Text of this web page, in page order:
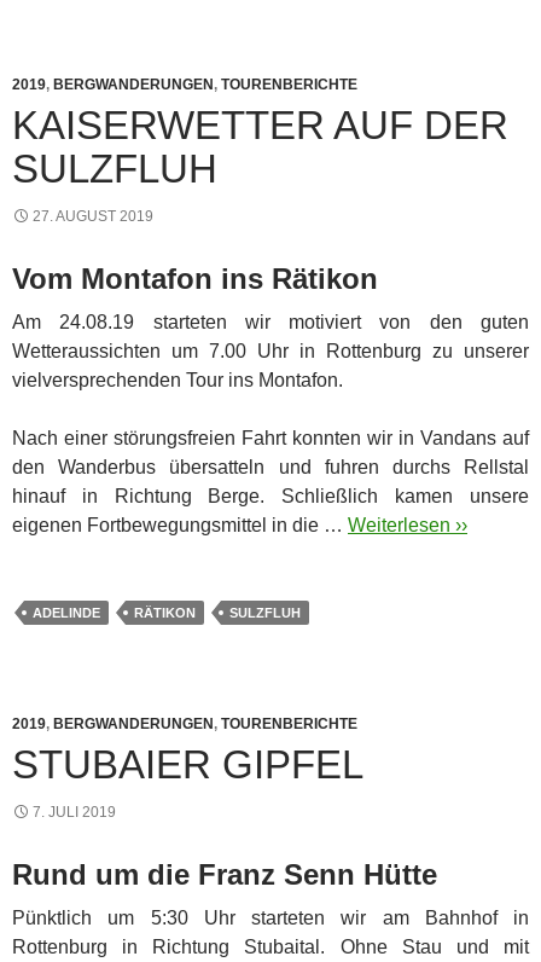
2019, BERGWANDERUNGEN, TOURENBERICHTE
KAISERWETTER AUF DER
SULZFLUH
27. AUGUST 2019
Vom Montafon ins Rätikon
Am 24.08.19 starteten wir motiviert von den guten
Wetteraussichten um 7.00 Uhr in Rottenburg zu unserer
vielversprechenden Tour ins Montafon.
Nach einer störungsfreien Fahrt konnten wir in Vandans auf
den Wanderbus übersatteln und fuhren durchs Rellstal
hinauf in Richtung Berge. Schließlich kamen unsere
eigenen Fortbewegungsmittel in die … Weiterlesen ››
ADELINDE RÄTIKON SULZFLUH
2019, BERGWANDERUNGEN, TOURENBERICHTE
STUBAIER GIPFEL
7. JULI 2019
Rund um die Franz Senn Hütte
Pünktlich um 5:30 Uhr starteten wir am Bahnhof in
Rottenburg in Richtung Stubaital. Ohne Stau und mit